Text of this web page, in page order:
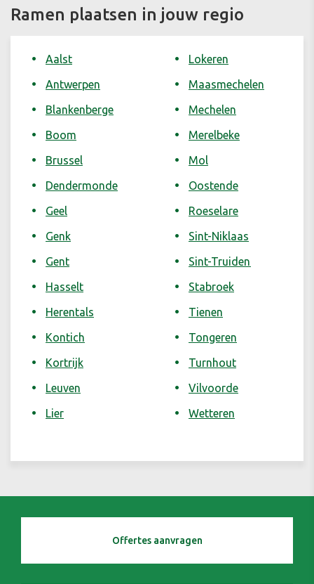
Ramen plaatsen in jouw regio
Aalst
Antwerpen
Blankenberge
Boom
Brussel
Dendermonde
Geel
Genk
Gent
Hasselt
Herentals
Kontich
Kortrijk
Leuven
Lier
Lokeren
Maasmechelen
Mechelen
Merelbeke
Mol
Oostende
Roeselare
Sint-Niklaas
Sint-Truiden
Stabroek
Tienen
Tongeren
Turnhout
Vilvoorde
Wetteren
Offertes aanvragen